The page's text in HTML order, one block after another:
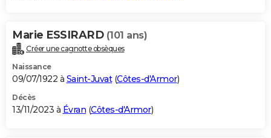
Marie ESSIRARD (101 ans)
Créer une cagnotte obsèques
Naissance
09/07/1922 à Saint-Juvat(Côtes-d'Armor)
Décès
13/11/2023 à Évran (Côtes-d'Armor)